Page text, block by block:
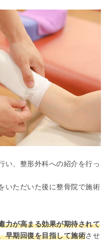
い、整形外科への紹介を行っ
いただいた後に整骨院で施術
力が高まる効果が期待されて
早期回復を目指して施術させ